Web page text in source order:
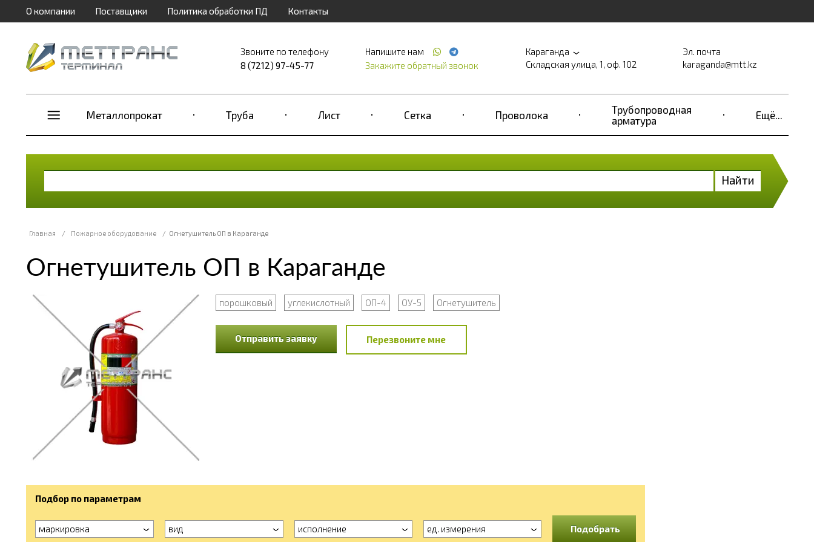
О компании Поставщики Политика обработки ПД Контакты
Звоните по телефону
8 (7212) 97-45-77
Напишите нам
Закажите обратный звонок
Караганда
Складская улица, 1, оф. 102
Эл. почта
karaganda@mtt.kz
Металлопрокат Труба Лист Сетка Проволока
Трубопроводная
арматура
Ещё...
Найти
Главная / Пожарное оборудование / Огнетушитель ОП в Караганде
Огнетушитель ОП в Караганде
порошковый углекислотный ОП-4 ОУ-5 Огнетушитель
Отправить заявку Перезвоните мне
Подбор по параметрам
маркировка вид исполнение ед. измерения Подобрать